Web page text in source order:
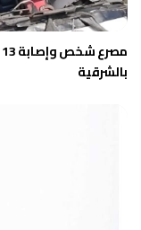
بالشرقية